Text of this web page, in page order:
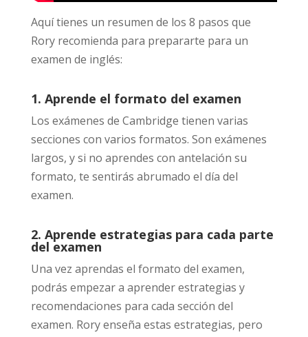
Aquí tienes un resumen de los 8 pasos que
Rory recomienda para prepararte para un
examen de inglés:
1. Aprende el formato del examen
Los exámenes de Cambridge tienen varias
secciones con varios formatos. Son exámenes
largos, y si no aprendes con antelación su
formato, te sentirás abrumado el día del
examen.
2. Aprende estrategias para cada parte
del examen
Una vez aprendas el formato del examen,
podrás empezar a aprender estrategias y
recomendaciones para cada sección del
examen. Rory enseña estas estrategias, pero